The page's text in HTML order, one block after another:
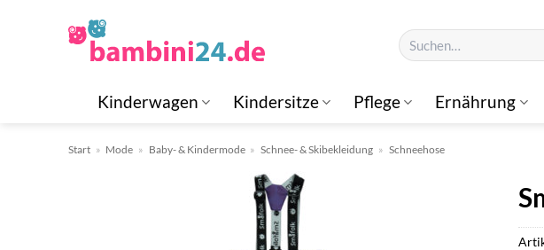
Suchen
nach:
Kinderwagen Kindersitze Pflege Ernährung
Start » Mode » Baby- & Kindermode » Schnee- & Skibekleidung » Schneehose